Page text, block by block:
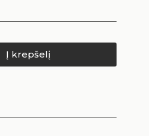
Į krepšelį